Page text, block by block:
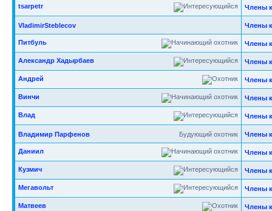
tsarpetr Члены
VladimirSteblecov Члены
Питбуль Члены
Александр Хадырбаев Члены
Андрей Члены
Винчи Члены
Влад Члены
Будующий охотник
Владимир Парфенов Члены
Даниил Члены
Кузмич Члены
Мегавольт Члены
Матвеев Члены